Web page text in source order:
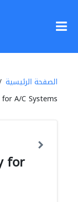
الصفحة الرئيسية
A/C Systems
for